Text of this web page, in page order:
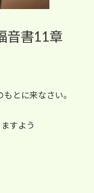
音書11章
とに来なさい。
すよう